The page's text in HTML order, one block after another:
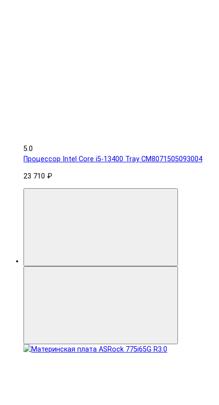
5.0
Процессор Intel Core i5-13400 Tray CM8071505093004
23 710 ₽